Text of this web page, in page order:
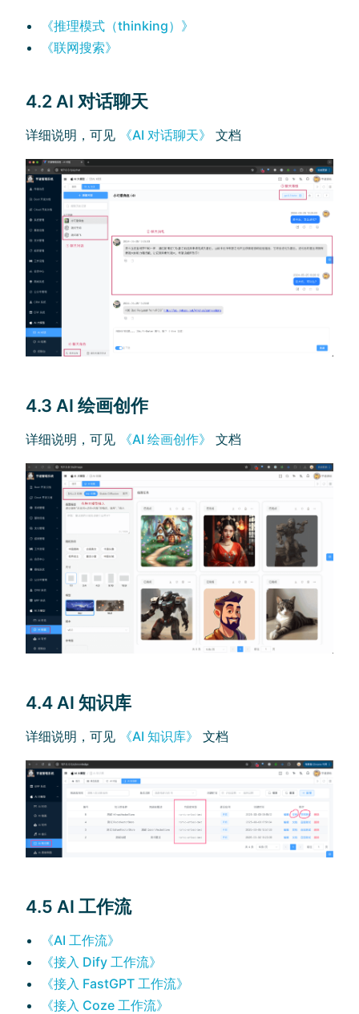
《推理模式（thinking）》
《联网搜索》
4.2 AI 对话聊天
详细说明，可见 《AI 对话聊天》 文档
4.3 AI 绘画创作
详细说明，可见 《AI 绘画创作》 文档
4.4 AI 知识库
详细说明，可见 《AI 知识库》 文档
4.5 AI 工作流
《AI 工作流》
《接入 Dify 工作流》
《接入 FastGPT 工作流》
《接入 Coze 工作流》